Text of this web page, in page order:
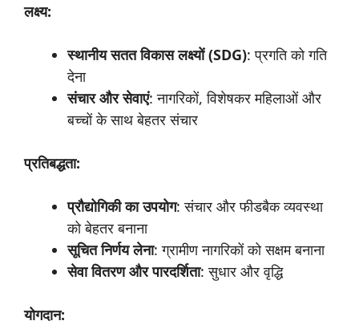
लक्ष्य:
स्थानीयसततविकासलक्ष्यों (SDG): प्रगति को गति
देना
संचारऔरसेवाएं: नागरिकों, विशेषकर महिलाओं और
बच्चों के साथ बेहतर संचार
प्रतिबद्धता:
प्रौद्योगिकीकाउपयोग: संचार और फीडबैक व्यवस्था
को बेहतर बनाना
सूचितनिर्णयलेना: ग्रामीण नागरिकों को सक्षम बनाना
सेवावितरणऔरपारदर्शिता: सुधार और वृद्धि
योगदान: